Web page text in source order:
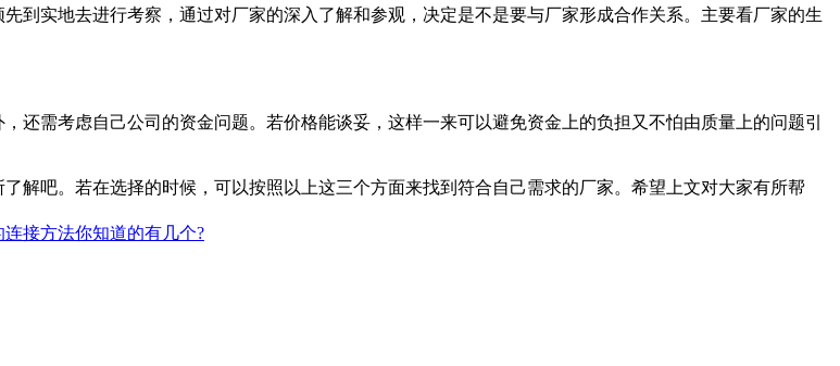
到实地去进行考察，通过对厂家的深入了解和参观，决定是不是要与厂家形成合作关系。主要看厂家的生
还需考虑自己公司的资金问题。若价格能谈妥，这样一来可以避免资金上的负担又不怕由质量上的问题引
解吧。若在选择的时候，可以按照以上这三个方面来找到符合自己需求的厂家。希望上文对大家有所帮
连接方法你知道的有几个?